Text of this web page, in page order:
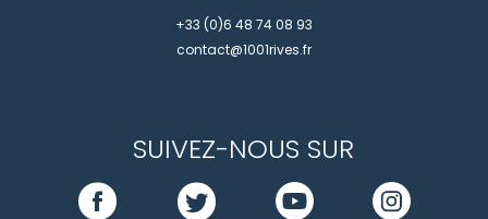
+33 (0)6 48 74 08 93
contact@1001rives.fr
SUIVEZ-NOUS SUR